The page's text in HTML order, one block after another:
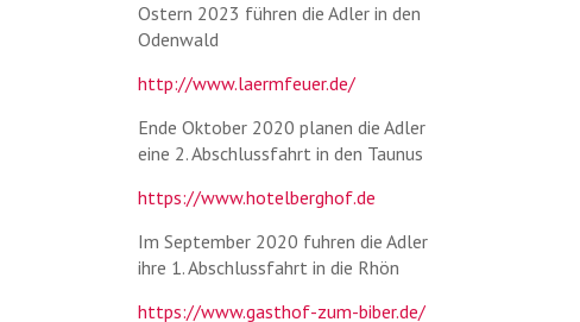
Ostern 2023 führen die Adler in den
Odenwald
http://www.laermfeuer.de/
Ende Oktober 2020 planen die Adler
eine 2. Abschlussfahrt in den Taunus
https://www.hotelberghof.de
Im September 2020 fuhren die Adler
ihre 1. Abschlussfahrt in die Rhön
https://www.gasthof-zum-biber.de/